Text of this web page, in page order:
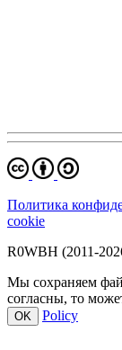
Политика
cookie
R0WBH (2011-
Мы сохраняем
согласны, то
OK Policy